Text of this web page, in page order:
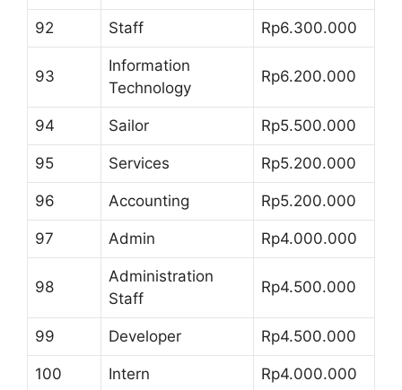
92 Staff Rp6.300.000
93
Information
Technology
Rp6.200.000
94 Sailor Rp5.500.000
95 Services Rp5.200.000
96 Accounting Rp5.200.000
97 Admin Rp4.000.000
98
Administration
Staff
Rp4.500.000
99 Developer Rp4.500.000
100 Intern Rp4.000.000